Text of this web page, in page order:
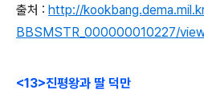
출처 : http://
BBSMSTR_000000010227/
<13>진평왕과 딸 덕만